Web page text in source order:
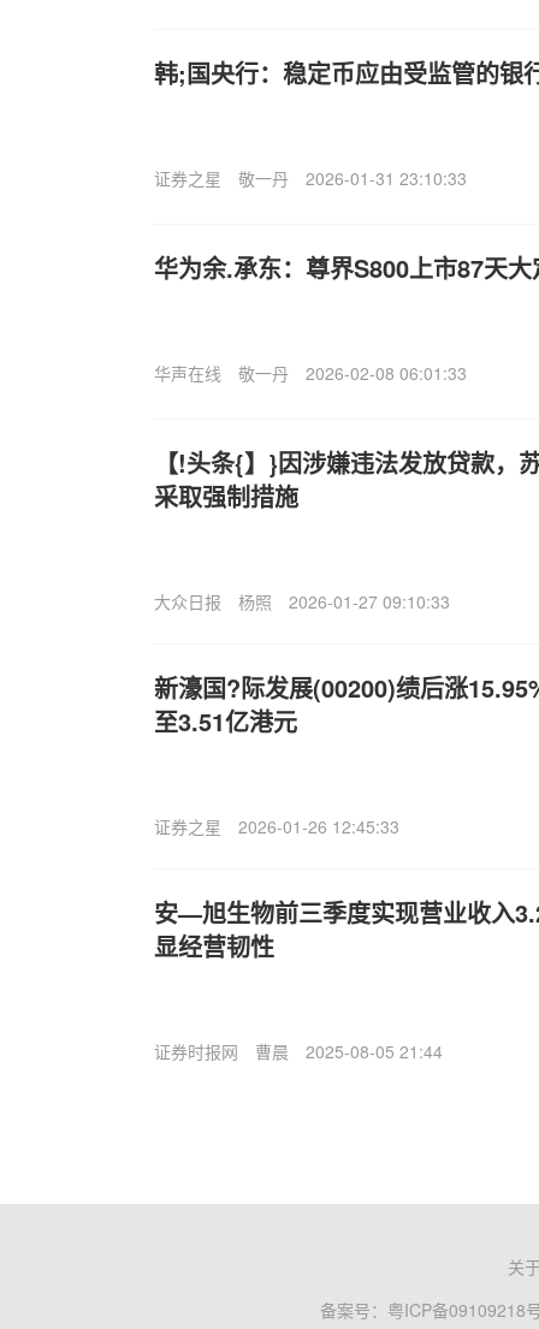
韩;国央行：稳定币应由受监管的银
证券之星 敬一丹 2026-01-31 23:10:33
华为余.承东：尊界S800上市87天
华声在线 敬一丹 2026-02-08 06:01:33
【!头条{】}因涉嫌违法发放贷款，
采取强制措施
大众日报 杨照 2026-01-27 09:10:33
新濠国?际发展(00200)绩后涨
至3.51亿港元
证券之星 2026-01-26 12:45:33
安—旭生物前三季度实现营业收入
显经营韧性
证券时报网 曹晨 2025-08-05 21:44
关
备案号： 粤ICP备09109218